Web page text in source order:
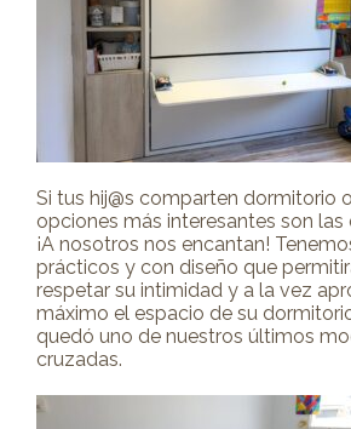
Si tus hij@s comparten dormitorio
opciones más interesantes son las
¡A nosotros nos encantan!
prácticos y con diseño que
respetar su intimidad y a la vez
máximo el espacio de su
quedó uno de nuestros últimos
cruzadas.